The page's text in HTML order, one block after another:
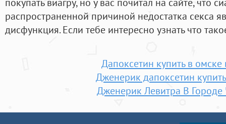
распространенной причиной недостатка секса
дисфункция. Если тебе интересно узнать что
Дапоксетин купить в омске
Дженерик дапоксетин
Дженерик Левитра В Городе